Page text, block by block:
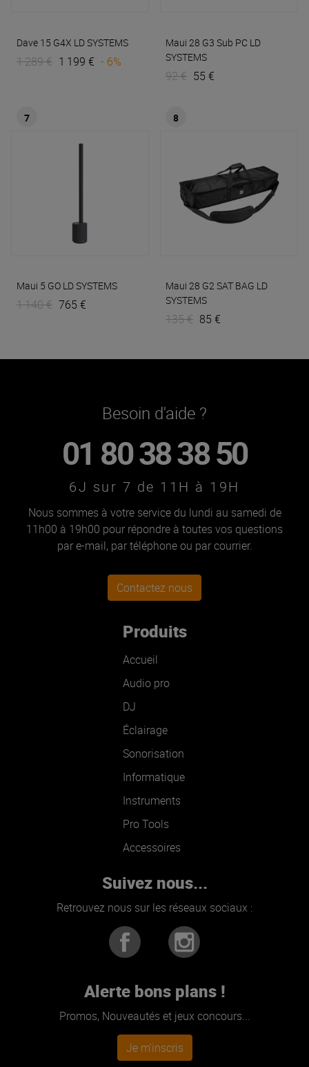
Dave 15 G4X LD SYSTEMS
1 289 € 1 199 € - 6%
Maui 28 G3 Sub PC LD
SYSTEMS
92 € 55 €
7
Maui 5 GO LD SYSTEMS
1 140 € 765 €
8
Maui 28 G2 SAT BAG LD
SYSTEMS
135 € 85 €
Besoin d'aide ?
01 80 38 38 50
6J sur 7 de 11H à 19H
Nous sommes à votre service du lundi au samedi de
11h00 à 19h00 pour répondre à toutes vos questions
par e-mail, par téléphone ou par courrier.
Contactez nous
Produits
Accueil
Audio pro
DJ
Éclairage
Sonorisation
Informatique
Instruments
Pro Tools
Accessoires
Suivez nous...
Retrouvez nous sur les réseaux sociaux :
Alerte bons plans !
Promos, Nouveautés et jeux concours...
Je m'inscris